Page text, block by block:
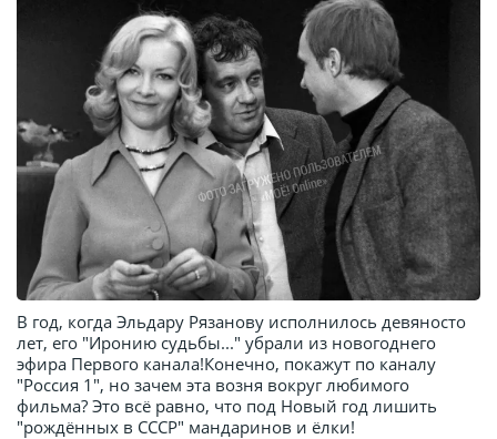
В год, когда Эльдару Рязанову исполнилось девяносто
лет, его "Иронию судьбы..." убрали из новогоднего
эфира Первого канала!Конечно, покажут по каналу
"Россия 1", но зачем эта возня вокруг любимого
фильма? Это всё равно, что под Новый год лишить
"рождённых в СССР" мандаринов и ёлки!